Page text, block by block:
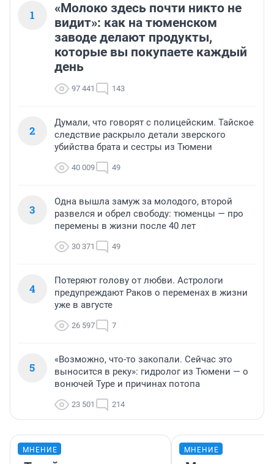
1
«Молоко здесь почти никто не
видит»: как на тюменском
заводе делают продукты,
которые вы покупаете каждый
день
97 441 143
2
Думали, что говорят с полицейским. Тайское
следствие раскрыло детали зверского
убийства брата и сестры из Тюмени
40 009 49
3
Одна вышла замуж за молодого, второй
развелся и обрел свободу: тюменцы — про
перемены в жизни после 40 лет
30 371 49
4
Потеряют голову от любви. Астрологи
предупреждают Раков о переменах в жизни
уже в августе
26 597 7
5
«Возможно, что-то закопали. Сейчас это
выносится в реку»: гидролог из Тюмени — о
вонючей Туре и причинах потопа
23 501 214
МНЕНИЕ МНЕНИЕ